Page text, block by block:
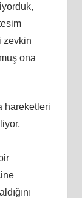
zevkin
ona
hareketleri